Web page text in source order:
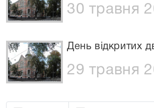
30 травня
День відкритих
29 травня